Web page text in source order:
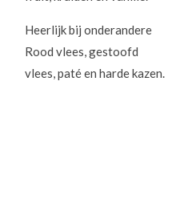
Heerlijk bij onderandere
Rood vlees, gestoofd
vlees, paté en harde kazen.